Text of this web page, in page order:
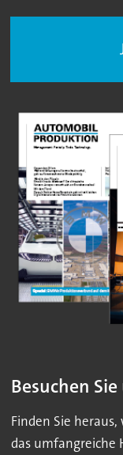
Besuchen
Finden Sie
das umfangreiche